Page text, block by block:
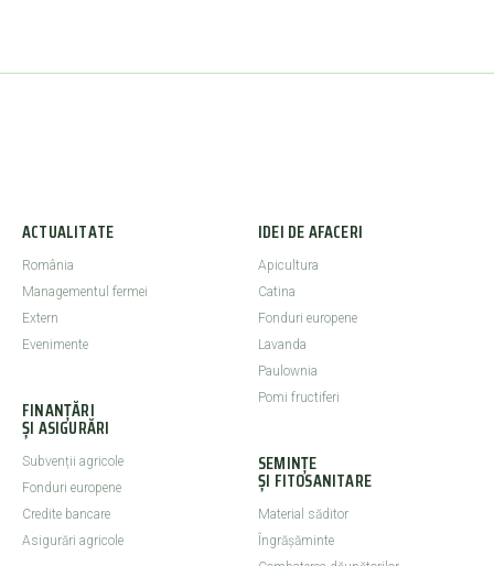
ACTUALITATE
România
Managementul fermei
Extern
Evenimente
FINANȚĂRI
ȘI ASIGURĂRI
Subvenții agricole
Fonduri europene
Credite bancare
Asigurări agricole
IDEI DE AFACERI
Apicultura
Catina
Fonduri europene
Lavanda
Paulownia
Pomi fructiferi
SEMINȚE
ȘI FITOSANITARE
Material săditor
Îngrășăminte